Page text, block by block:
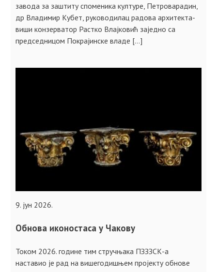
завода за заштиту споменика културе, Петроварадин,
др Владимир Кубет, руководилац радова архитекта-
виши конзерватор Растко Влајковић заједно са
председницом Покрајинске владе […]
9. јун 2026.
Обнова иконостаса у Чакову
Током 2026. године тим стручњака ПЗЗЗСК-а
наставио је рад на вишегодишњем пројекту обнове